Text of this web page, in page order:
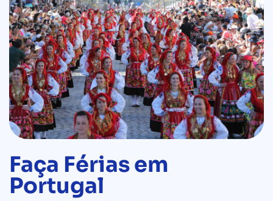
Faça Férias em
Portugal